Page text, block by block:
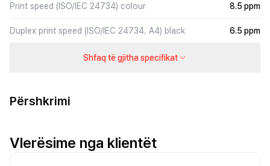
Print speed (ISO/IEC 24734) colour 8.5 ppm
Duplex print speed (ISO/IEC 24734. A4) black 6.5 ppm
Shfaq të gjitha specifikat
Përshkrimi
Vlerësime nga klientët